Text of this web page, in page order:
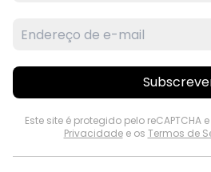
Este site é protegido pelo
Privacidadee os Termos de